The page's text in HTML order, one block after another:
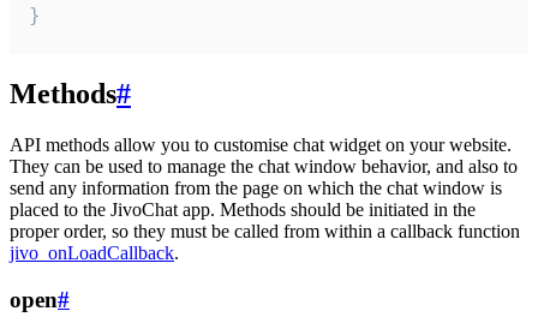
}
Methods#
API methods allow you to customise chat widget on your website.
They can be used to manage the chat window behavior, and also to
send any information from the page on which the chat window is
placed to the JivoChat app. Methods should be initiated in the
proper order, so they must be called from within a callback function
jivo_onLoadCallback.
open#